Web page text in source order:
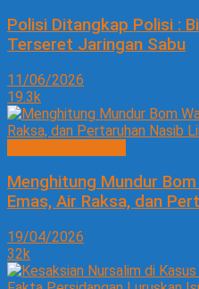
Polisi Ditangkap Polisi :
Terseret Jaringan Sabu
11/06/2026
19.3k
Menghitung Mundur
Emas, Air Raksa, dan
19/04/2026
32k